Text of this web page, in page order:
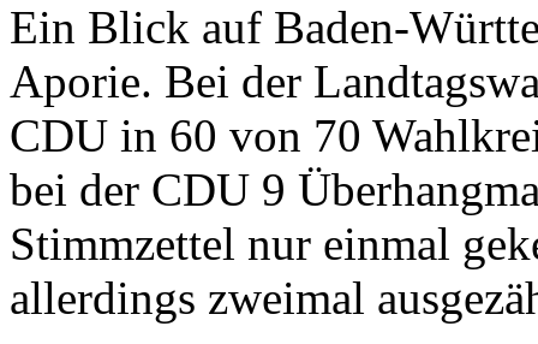
Ein Blick auf Baden-
Aporie. Bei der
CDU in 60 von 70
bei der CDU 9
Stimmzettel nur einmal
allerdings zweimal